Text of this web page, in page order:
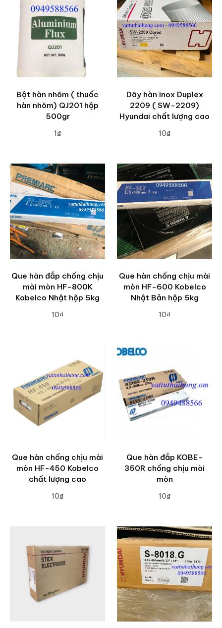
Bột hàn nhôm ( thuốc
hàn nhôm) QJ201 hộp
500gr
1₫
Dây hàn inox Duplex
2209 ( SW-2209)
Hyundai chất lượng cao
10₫
Que hàn đắp chống chịu
mài mòn HF-800K
Kobelco Nhật hộp 5kg
10₫
Que hàn chống chịu mài
mòn HF-600 Kobelco
Nhật Bản hộp 5kg
10₫
Que hàn chống chịu mài
mòn HF-450 Kobelco
chất lượng cao
10₫
Que hàn đắp KOBE-
350R chống chịu mài
mòn
10₫